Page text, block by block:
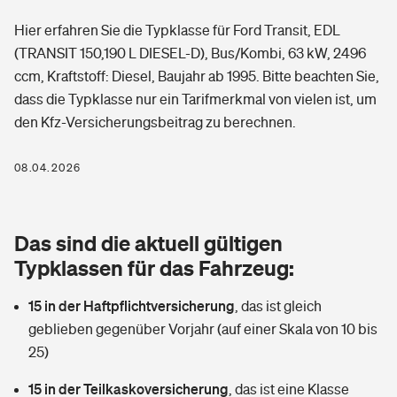
Grundfähigkeitsversicherung
Arbeitsrechtsschutz
Berufshaftpflichtversicherung
Zur Übersicht
Tools
Wer versichert was: Jetzt Versicherer finden
Sie haben Fragen?
Elementarversicherung
Glasversicherung
Mietkautionsversicherung
Restkreditversicherung
Freizeit
Pri­vate Haft­pflicht­
Kinderunfall­ver­si­che­rung
Kinderinvalidität
Gesundheit
Private Krankenversicherung
Dread-Disease-Versicherung
Tierkrankenversicherung
Zur Übersicht
Hier erfahren Sie die Typklasse für Ford Transit, EDL
(TRANSIT 150,190 L DIESEL-D), Bus/Kombi, 63 kW, 2496
ccm, Kraftstoff: Diesel, Baujahr ab 1995. Bitte beachten Sie,
dass die Typklasse nur ein Tarifmerkmal von vielen ist, um
den Kfz-Versicherungsbeitrag zu berechnen.
08.04.2026
Das sind die aktuell gültigen
Typklassen für das Fahrzeug:
15 in der Haftpflichtversicherung das ist gleich
geblieben gegenüber Vorjahr (auf einer Skala von 10 bis
25)
15 in der Teilkaskoversicherung das ist eine Klasse